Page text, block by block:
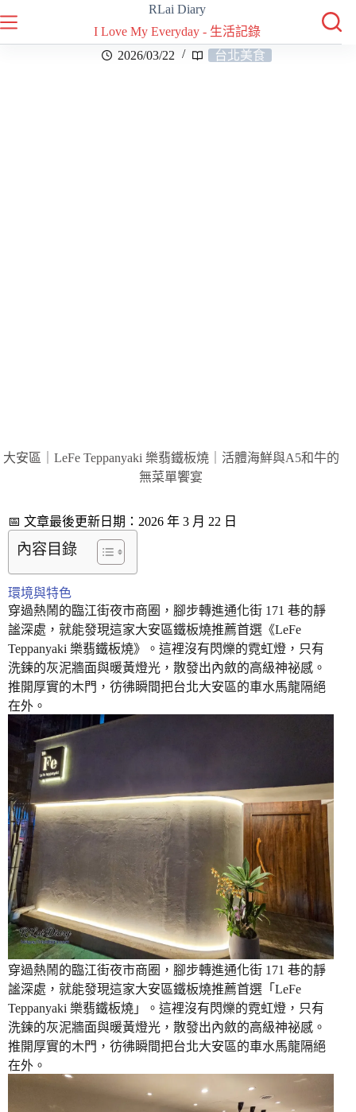
RLai Diary
I Love My Everyday - 生活記錄
2026/03/22
台北美食
大安區｜LeFe Teppanyaki 樂翡鐵板燒｜活體海鮮與A5和牛的
無菜單饗宴
📅 文章最後更新日期：2026 年 3 月 22 日
內容目錄
環境與特色
穿過熱鬧的臨江街夜市商圈，腳步轉進通化街 171 巷的靜
謐深處，就能發現這家大安區鐵板燒推薦首選《LeFe
Teppanyaki 樂翡鐵板燒》。這裡沒有閃爍的霓虹燈，只有
洗鍊的灰泥牆面與暖黃燈光，散發出內斂的高級神祕感。
推開厚實的木門，彷彿瞬間把台北大安區的車水馬龍隔絕
在外。
穿過熱鬧的臨江街夜市商圈，腳步轉進通化街 171 巷的靜
謐深處，就能發現這家大安區鐵板燒推薦首選「LeFe
Teppanyaki 樂翡鐵板燒」。這裡沒有閃爍的霓虹燈，只有
洗鍊的灰泥牆面與暖黃燈光，散發出內斂的高級神祕感。
推開厚實的木門，彷彿瞬間把台北大安區的車水馬龍隔絕
在外。